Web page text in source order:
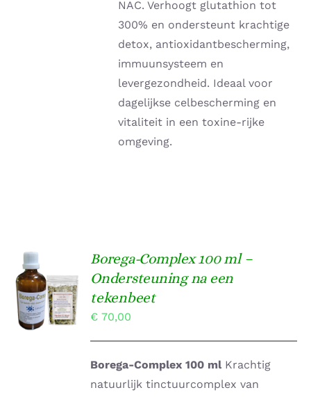
NAC. Verhoogt glutathion tot
300% en ondersteunt krachtige
detox, antioxidantbescherming,
immuunsysteem en
levergezondheid. Ideaal voor
dagelijkse celbescherming en
vitaliteit in een toxine-rijke
omgeving.
TOEVOEGEN
AAN
WINKELWAGEN
DETAILS
Borega-Complex 100 ml –
Ondersteuning na een
tekenbeet
€ 70,00
Borega-Complex 100 ml Krachtig
natuurlijk tinctuurcomplex van